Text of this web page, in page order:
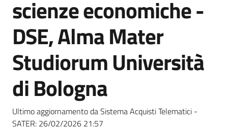
scienze economiche -
DSE, Alma Mater
Studiorum Università
di Bologna
Ultimo aggiornamento da Sistema Acquisti Telematici -
SATER: 26/02/2026 21:57